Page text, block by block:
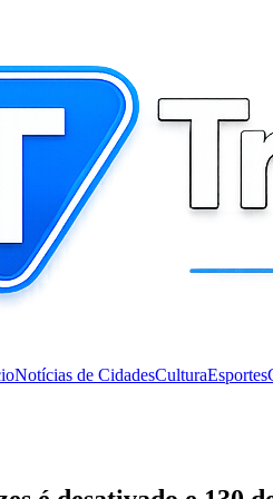
Notícias de CidadesCulturaEsportes